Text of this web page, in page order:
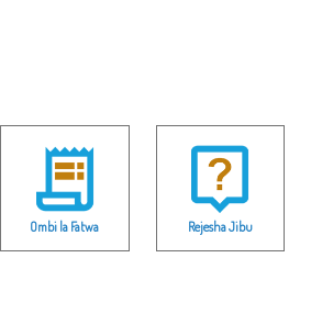
Ombi la Fatwa Rejesha Jibu